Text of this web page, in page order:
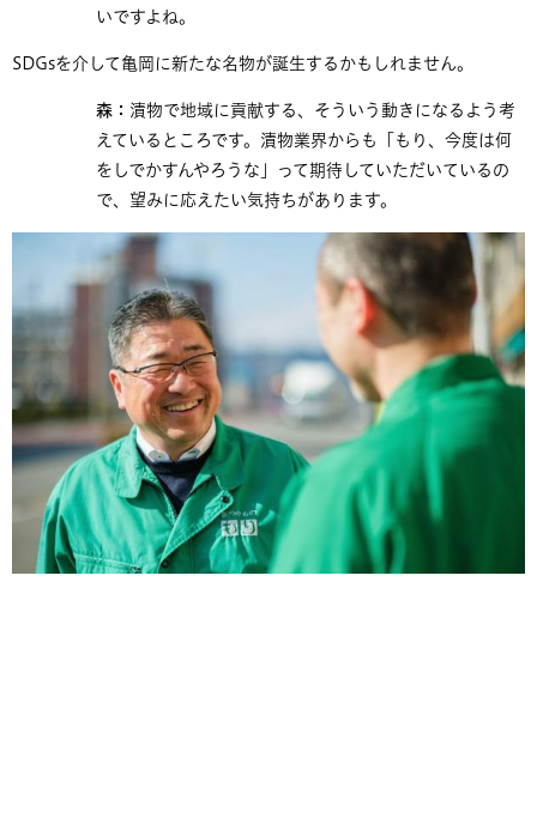
いですよね。​
SDGsを介して亀岡に新たな名物が誕生するかもしれません。
森： 漬物で地域に貢献する、そういう動きになるよう考
えているところです。漬物業界からも「もり、今度は何
をしでかすんやろうな」って期待していただいているの
で、望みに応えたい気持ちがあります。